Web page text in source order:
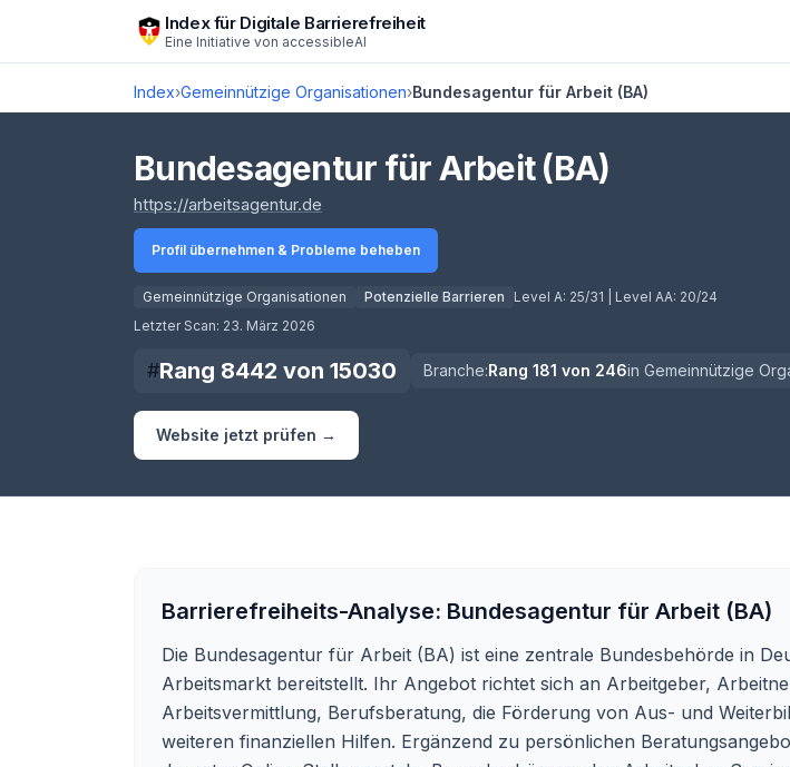
Zum Hauptinhalt springenIndex für Digitale Barrierefreiheit
Eine Initiative von accessibleAI
Index›Gemeinnützige Organisationen›Bundesagentur für Arbeit (BA)
Score lädt
Bundesagentur für Arbeit (BA)
https://arbeitsagentur.de
Profil übernehmen & Probleme beheben
Gemeinnützige Organisationen Potenzielle Barrieren Level A: 25/31 | Level AA: 20/24
Letzter Scan: 23. März 2026
#Rang 8442 von 15030 Branche:Rang 181 von 246in Gemeinnützige
Website jetzt prüfen →
Barrierefreiheits-Analyse: Bundesagentur für Arbeit (BA)
Die Bundesagentur für Arbeit (BA) ist eine zentrale Bundesbehörde in
Arbeitsmarkt bereitstellt. Ihr Angebot richtet sich an Arbeitgeber,
Arbeitsvermittlung, Berufsberatung, die Förderung von Aus- und
weiteren finanziellen Hilfen. Ergänzend zu persönlichen